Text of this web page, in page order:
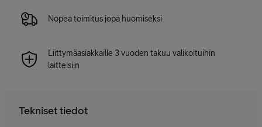
Nopea toimitus jopa huomiseksi
Liittymäasiakkaille 3 vuoden takuu valikoituihin
laitteisiin
Tekniset tiedot